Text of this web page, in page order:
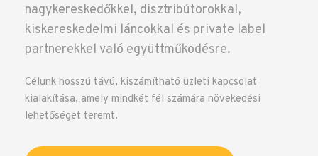
nagykereskedőkkel, disztribútorokkal,
kiskereskedelmi láncokkal és private label
partnerekkel való együttműködésre.
Célunk hosszú távú, kiszámítható üzleti kapcsolat
kialakítása, amely mindkét fél számára növekedési
lehetőséget teremt.